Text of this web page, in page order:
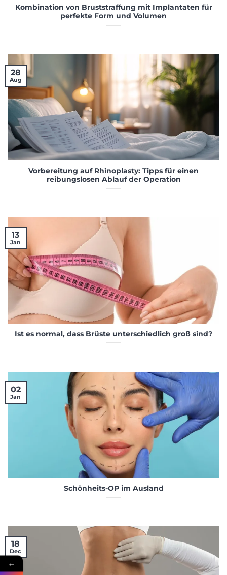
Kombination von Bruststraffung mit Implantaten für
perfekte Form und Volumen
Vorbereitung auf Rhinoplasty: Tipps für einen
reibungslosen Ablauf der Operation
28
Aug
Ist es normal, dass Brüste unterschiedlich groß sind?
13
Jan
Schönheits-OP im Ausland
02
Jan
18
Dec
←